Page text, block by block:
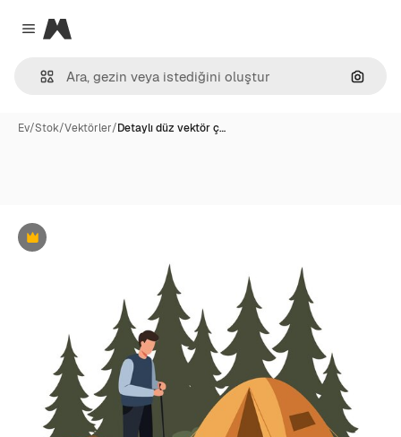
Close menu
Magnific
Ev/Stok/Vektörler/Detaylı düz vektör ç…
Premium